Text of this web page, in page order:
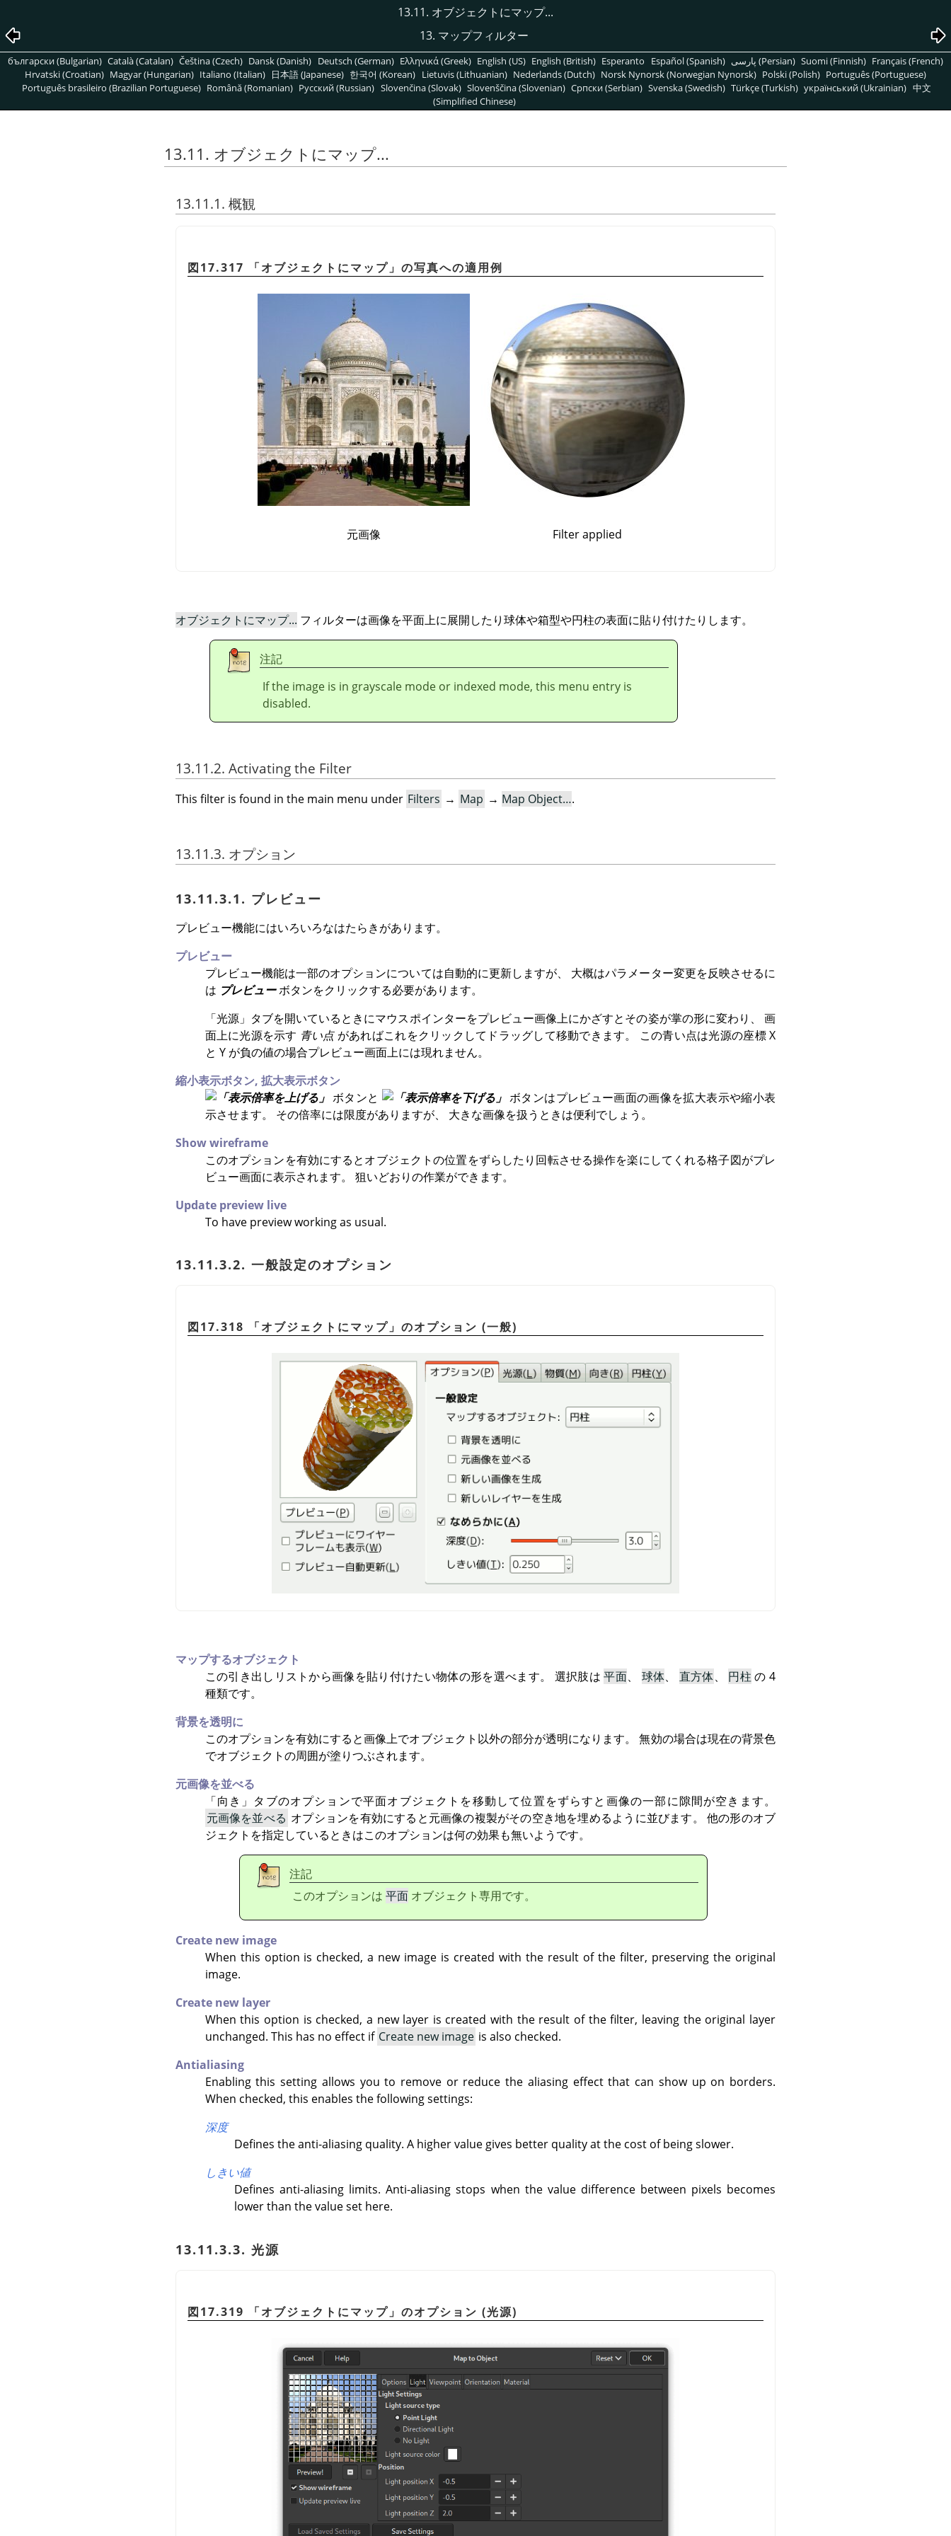
13.11. オブジェクトにマップ...
13. マップフィルター
български (Bulgarian) Català (Catalan) Čeština (Czech) Dansk (Danish) Deutsch (German) Ελληνικά (Greek) English (US) English (British) Esperanto Español (Spanish) پارسی (Persian) Suomi (Finnish) Français (French)
Hrvatski (Croatian) Magyar (Hungarian) Italiano (Italian) 日本語 (Japanese) 한국어 (Korean) Lietuvis (Lithuanian) Nederlands (Dutch) Norsk Nynorsk (Norwegian Nynorsk) Polski (Polish) Português (Portuguese)
Português brasileiro (Brazilian Portuguese) Română (Romanian) Pусский (Russian) Slovenčina (Slovak) Slovenščina (Slovenian) Српски (Serbian) Svenska (Swedish) Türkçe (Turkish) український (Ukrainian) 中文
(Simplified Chinese)
13.11. オブジェクトにマップ...
13.11.1. 概観
図17.317 「オブジェクトにマップ 」 の写真への適用例
元画像 Filter applied
オブジェクトにマップ... フィルターは画像を平面上に展開したり球体や箱型や円柱の表面に貼り付けたりします。
注記
If the image is in grayscale mode or indexed mode, this menu entry is
disabled.
13.11.2. Activating the Filter
This filter is found in the main menu under Filters → Map → Map Object….
13.11.3. オプション
13.11.3.1. プレビュー
プレビュー機能にはいろいろなはたらきがあります。
プレビュー
プレビュー機能は一部のオプションについては自動的に更新しますが、 大概はパラメーター変更を反映させるに
は プレビューボタンをクリックする必要があります。
「光源」 タブを開いているときにマウスポインターをプレビュー画像上にかざすとその姿が掌の形に変わり、 画
面上に光源を示す 青い点があればこれをクリックしてドラッグして移動できます。 この青い点は光源の座標 X
と Y が負の値の場合プレビュー画面上には現れません。
縮小表示ボタン, 拡大表示ボタン
ボタンと
ボタンはプレビュー画面の画像を拡大表示や縮小表
示させます。 その倍率には限度がありますが、 大きな画像を扱うときは便利でしょう。
Show wireframe
このオプションを有効にするとオブジェクトの位置をずらしたり回転させる操作を楽にしてくれる格子図がプレ
ビュー画面に表示されます。 狙いどおりの作業ができます。
Update preview live
To have preview working as usual.
13.11.3.2. 一般設定のオプション
図17.318 「オブジェクトにマップ 」 のオプション (一般)
マップするオブジェクト
この引き出しリストから画像を貼り付けたい物体の形を選べます。 選択肢は平面、 球体、 直方体、 円柱 の 4
種類です。
背景を透明に
このオプションを有効にすると画像上でオブジェクト以外の部分が透明になります。 無効の場合は現在の背景色
でオブジェクトの周囲が塗りつぶされます。
元画像を並べる
「向き 」 タブのオプションで平面オブジェクトを移動して位置をずらすと画像の一部に隙間が空きます。
元画像を並べる オプションを有効にすると元画像の複製がその空き地を埋めるように並びます。 他の形のオブ
ジェクトを指定しているときはこのオプションは何の効果も無いようです。
注記
このオプションは 平面オブジェクト専用です。
Create new image
When this option is checked, a new image is created with the result of the filter, preserving the original
image.
Create new layer
When this option is checked, a new layer is created with the result of the filter, leaving the original layer
unchanged. This has no effect if Create new image is also checked.
Antialiasing
Enabling this setting allows you to remove or reduce the aliasing effect that can show up on borders.
When checked, this enables the following settings:
深度
Defines the anti-aliasing quality. A higher value gives better quality at the cost of being slower.
しきい値
Defines anti-aliasing limits. Anti-aliasing stops when the value difference between pixels becomes
lower than the value set here.
13.11.3.3. 光源
図17.319 「オブジェクトにマップ 」 のオプション (光源)